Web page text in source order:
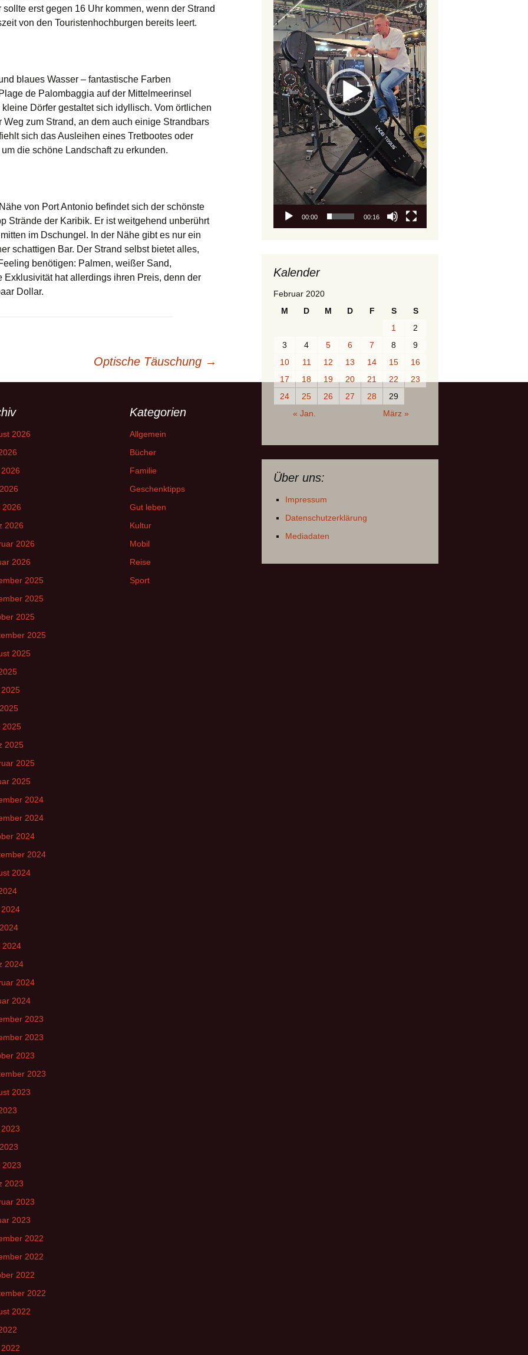
erst gegen 16 Uhr kommen, wenn der Strand
von den Touristenhochburgen bereits leert.
blaues Wasser – fantastische Farben
de Palombaggia auf der Mittelmeerinsel
Dörfer gestaltet sich idyllisch. Vom örtlichen
Weg zum Strand, an dem auch einige Strandbars
sich das Ausleihen eines Tretbootes oder
die schöne Landschaft zu erkunden.
von Port Antonio befindet sich der schönste
Strände der Karibik. Er ist weitgehend unberührt
im Dschungel. In der Nähe gibt es nur ein
schattigen Bar. Der Strand selbst bietet alles,
benötigen: Palmen, weißer Sand,
Exklusivität hat allerdings ihren Preis, denn der
Dollar.
Optische Täuschung →
00:00 00:16
Kalender
Februar 2020
M
D M D F S
S
1
2
3
4 5 6 7 8
9
10
11 12 13 14 15
16
17
18 19 20 21 22
23
24
25 26 27 28
29
« Jan.
März »
Über uns:
Impressum
Datenschutzerklärung
Mediadaten
2026
2026
2026
2026
2026
2025
2025
2025
2025
2025
2025
2025
2025
2025
2024
2024
2024
2024
2024
2024
2024
2024
2024
2023
2023
2023
2023
2023
2023
2023
2023
2023
2022
2022
2022
2022
2022
Kategorien
Allgemein
Bücher
Familie
Geschenktipps
Gut leben
Kultur
Mobil
Reise
Sport